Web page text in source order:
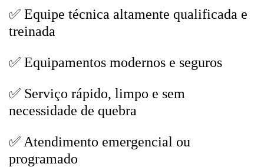
✅ Equipe técnica altamente qualificada e
treinada
✅ Equipamentos modernos e seguros
✅ Serviço rápido, limpo e sem
necessidade de quebra
✅ Atendimento emergencial ou
programado